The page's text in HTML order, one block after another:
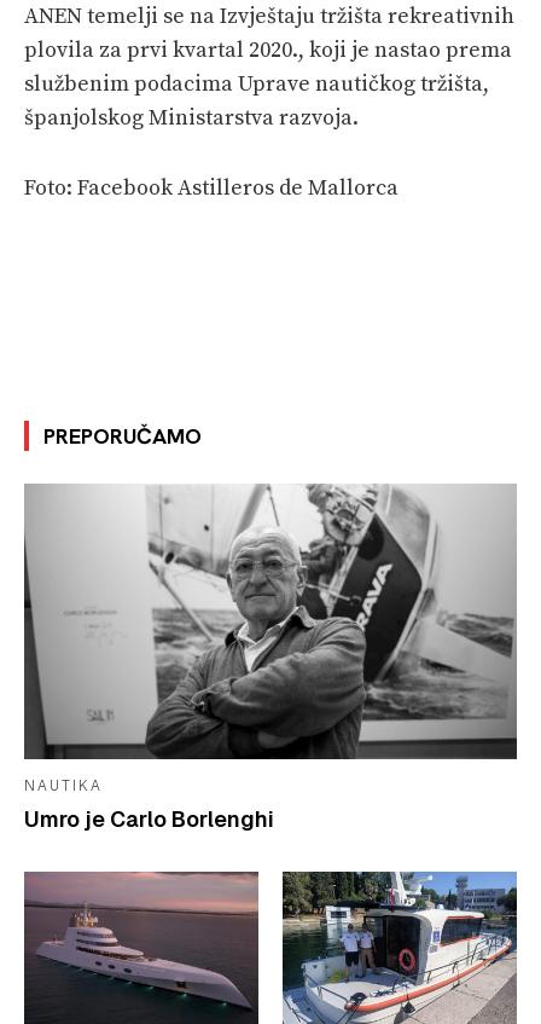
ANEN temelji se na Izvještaju tržišta rekreativnih
plovila za prvi kvartal 2020., koji je nastao prema
službenim podacima Uprave nautičkog tržišta,
španjolskog Ministarstva razvoja.
Foto: Facebook Astilleros de Mallorca
PREPORUČAMO
NAUTIKA
Umro je Carlo Borlenghi